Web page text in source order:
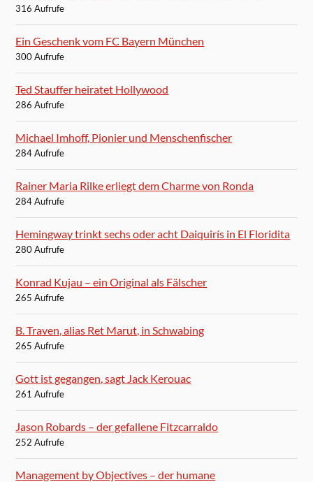
316 Aufrufe
Ein Geschenk vom FC Bayern München
300 Aufrufe
Ted Stauffer heiratet Hollywood
286 Aufrufe
Michael Imhoff, Pionier und Menschenfischer
284 Aufrufe
Rainer Maria Rilke erliegt dem Charme von Ronda
284 Aufrufe
Hemingway trinkt sechs oder acht Daiquirís in El Floridita
280 Aufrufe
Konrad Kujau – ein Original als Fälscher
265 Aufrufe
B. Traven, alias Ret Marut, in Schwabing
265 Aufrufe
Gott ist gegangen, sagt Jack Kerouac
261 Aufrufe
Jason Robards – der gefallene Fitzcarraldo
252 Aufrufe
Management by Objectives – der humane